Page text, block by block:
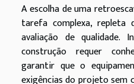
A escolha de uma
tarefa complexa, repleta
avaliação de qualidade.
construção requer
garantir que o
exigências do projeto sem